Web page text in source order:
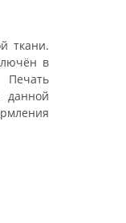
ткани.
в
Печать
данной